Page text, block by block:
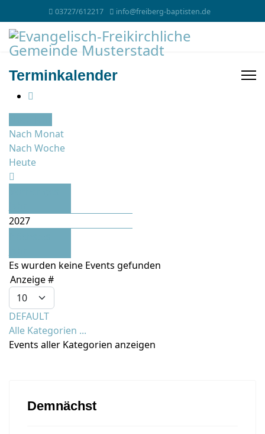
03727/612217 info@freiberg-baptisten.de
Terminkalender
Nach Monat
Nach Woche
Heute
2027
Es wurden keine Events gefunden
Limite der Paginierungsliste
Anzeige #
DEFAULT
Alle Kategorien ...
Events aller Kategorien anzeigen
Demnächst